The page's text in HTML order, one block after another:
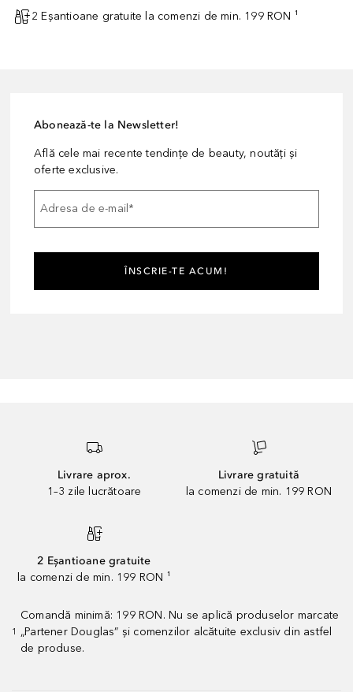
2 Eșantioane gratuite la comenzi de min. 199 RON ¹
Abonează-te la Newsletter!
Află cele mai recente tendințe de beauty, noutăți și
oferte exclusive.
Adresa de e-mail*
ÎNSCRIE-TE ACUM!
Livrare aprox.
1–3 zile lucrătoare
Livrare gratuită
la comenzi de min. 199 RON
2 Eșantioane gratuite
la comenzi de min. 199 RON ¹
1
Comandă minimă: 199 RON. Nu se aplică produselor marcate
„Partener Douglas” și comenzilor alcătuite exclusiv din astfel
de produse.